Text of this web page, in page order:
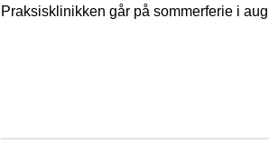
Praksisklinikken går på sommerferie i